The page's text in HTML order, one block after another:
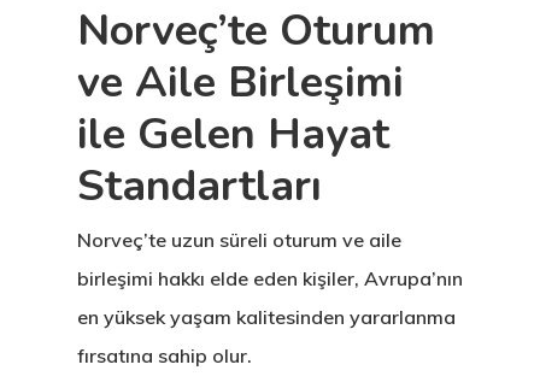
Norveç’te Oturum
ve Aile Birleşimi
ile Gelen Hayat
Standartları
Norveç’te uzun süreli oturum ve aile
birleşimi hakkı elde eden kişiler, Avrupa’nın
en yüksek yaşam kalitesinden yararlanma
fırsatına sahip olur.